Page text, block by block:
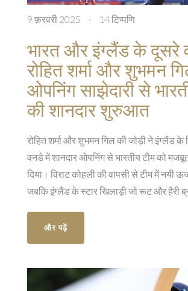
9 फ़रवरी 2025 · 14 टिप्पणि
भारत और इंग्लैंड के दूसरे
रोहित शर्मा और शुभमन
ओपनिंग साझेदारी से
की शानदार शुरुआत
रोहित शर्मा और शुभमन गिल की जोड़ी ने इंग्लैंड
वनडे में शानदार ओपनिंग से भारतीय टीम को
दिया। विराट कोहली की वापसी से टीम में नयी
जबकि इंग्लैंड के स्टार खिलाड़ी जो रूट और हैरी
लिए अहम मुकाबला।
और पढ़ें